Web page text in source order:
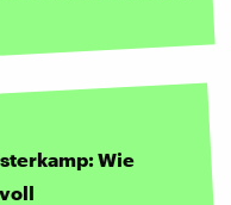
Wie